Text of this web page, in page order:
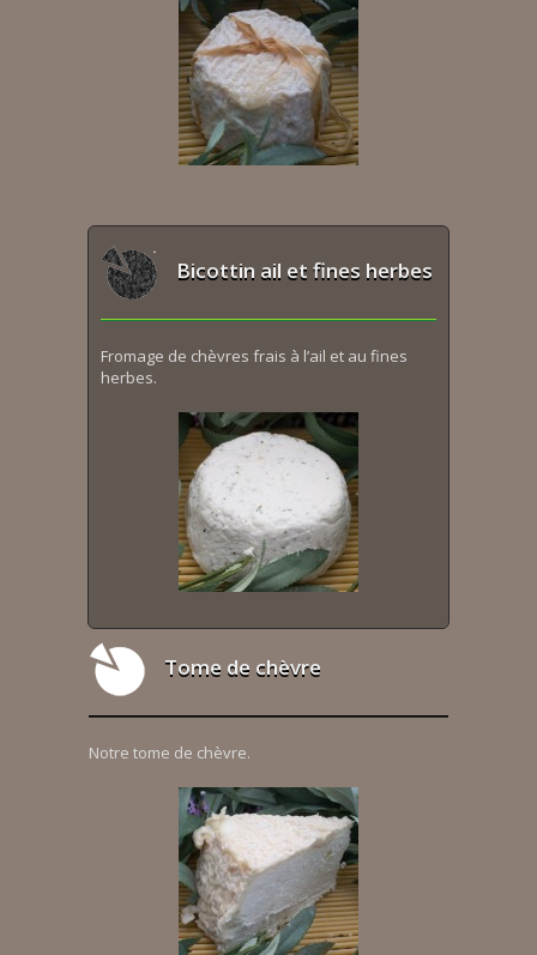
Bicottin ail et fines herbes
Fromage de chèvres frais à l’ail et au fines
herbes.
Tome de chèvre
Notre tome de chèvre.